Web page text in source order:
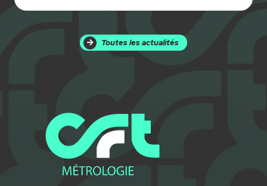
Toutes les actualités